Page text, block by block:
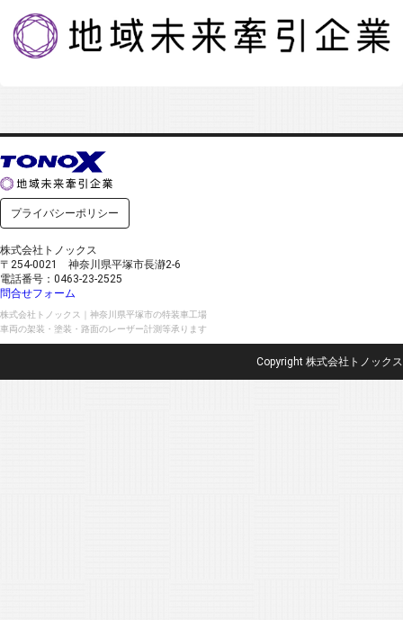
プライバシーポリシー
株式会社トノックス
〒254-0021 神奈川県平塚市長瀞2-6
電話番号：0463-23-2525
問合せフォーム
株式会社トノックス｜神奈川県平塚市の特装車工場
車両の架装・塗装・路面のレーザー計測等承ります
Copyright 株式会社トノックス